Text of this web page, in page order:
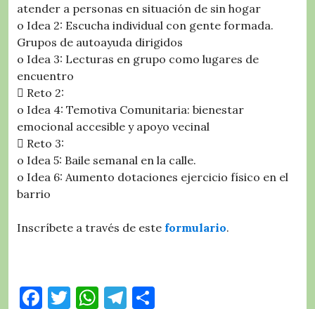
atender a personas en situación de sin hogar
o Idea 2: Escucha individual con gente formada.
Grupos de autoayuda dirigidos
o Idea 3: Lecturas en grupo como lugares de
encuentro
 Reto 2:
o Idea 4: Temotiva Comunitaria: bienestar
emocional accesible y apoyo vecinal
 Reto 3:
o Idea 5: Baile semanal en la calle.
o Idea 6: Aumento dotaciones ejercicio físico en el
barrio
Inscríbete a través de este formulario.
F T W T